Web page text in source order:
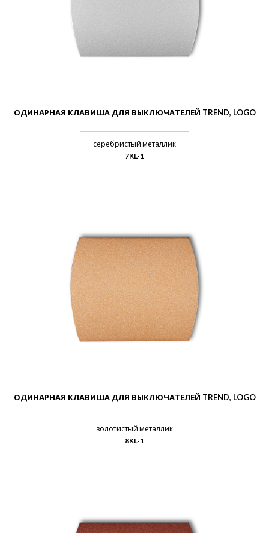
ОДИНАРНАЯ КЛАВИША ДЛЯ ВЫКЛЮЧАТЕЛЕЙ TREND, LOGO
серебристый металлик
7KL-1
ОДИНАРНАЯ КЛАВИША ДЛЯ ВЫКЛЮЧАТЕЛЕЙ TREND, LOGO
золотистый металлик
8KL-1